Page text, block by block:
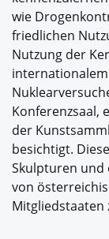
wie
friedlichen
Nutzung der
Konferenzsaal,
der
besichtigt.
Skulpturen und
von
Mitgliedstaaten